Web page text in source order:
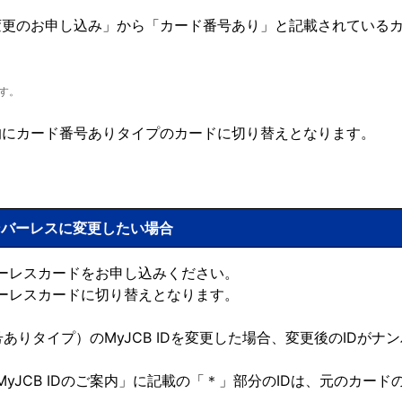
のお申し込み」から「カード番号あり」と記載されている
。
カード番号ありタイプのカードに切り替えとなります。
ーレスに変更したい場合
スカードをお申し込みください。
スカードに切り替えとなります。
りタイプ）のMyJCB IDを変更した場合、変更後のIDがナ
IDのご案内」に記載の「＊」部分のIDは、元のカード